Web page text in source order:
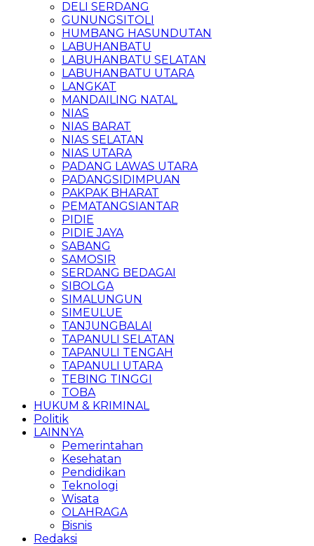
DELI SERDANG
GUNUNGSITOLI
HUMBANG HASUNDUTAN
LABUHANBATU
LABUHANBATU SELATAN
LABUHANBATU UTARA
LANGKAT
MANDAILING NATAL
NIAS
NIAS BARAT
NIAS SELATAN
NIAS UTARA
PADANG LAWAS UTARA
PADANGSIDIMPUAN
PAKPAK BHARAT
PEMATANGSIANTAR
PIDIE
PIDIE JAYA
SABANG
SAMOSIR
SERDANG BEDAGAI
SIBOLGA
SIMALUNGUN
SIMEULUE
TANJUNGBALAI
TAPANULI SELATAN
TAPANULI TENGAH
TAPANULI UTARA
TEBING TINGGI
TOBA
HUKUM & KRIMINAL
Politik
LAINNYA
Pemerintahan
Kesehatan
Pendidikan
Teknologi
Wisata
OLAHRAGA
Bisnis
Redaksi